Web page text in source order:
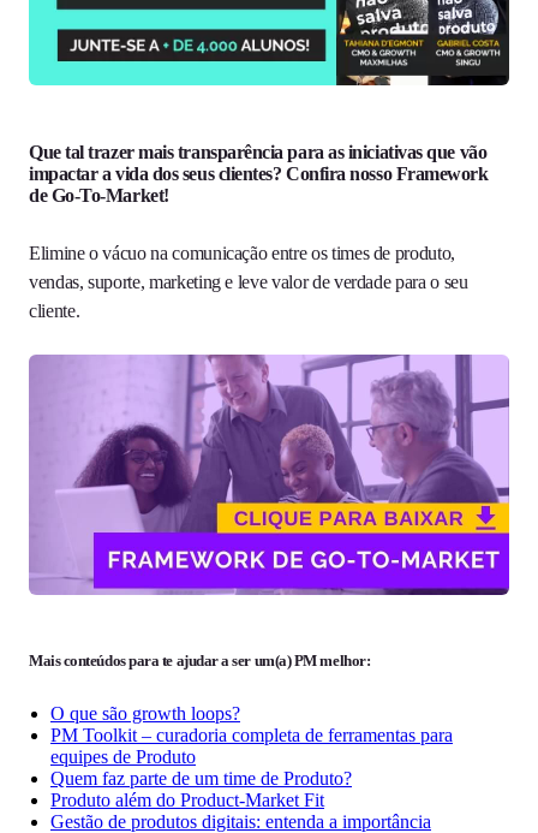
Que tal trazer mais transparência para as iniciativas que vão
impactar a vida dos seus clientes? Confira nosso Framework
de Go-To-Market!
Elimine o vácuo na comunicação entre os times de produto,
vendas, suporte, marketing e leve valor de verdade para o seu
cliente.
Mais conteúdos para te ajudar a ser um(a) PM melhor:
O que são growth loops?
PM Toolkit – curadoria completa de ferramentas para
equipes de Produto
Quem faz parte de um time de Produto?
Produto além do Product-Market Fit
Gestão de produtos digitais: entenda a importância